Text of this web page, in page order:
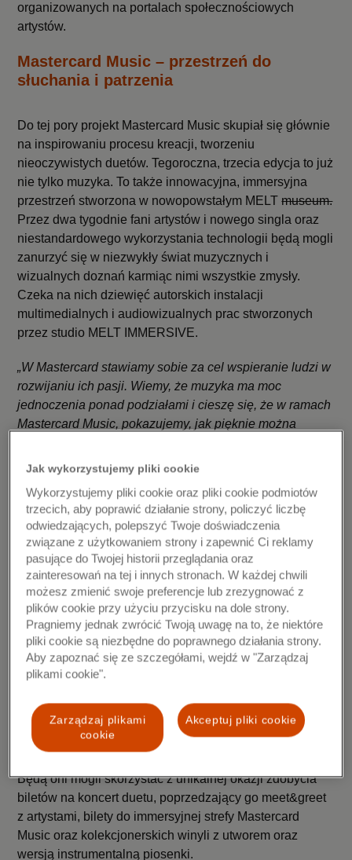
organizowanych na portalach społecznościowych
artystów.
Mastercard Music – przestrzeń do
słuchania i patrzenia
Do tej pory projekt Mastercard Music skupiał się głównie
na inspirowaniu procesu kreacji, tworzeniu
nieoczywistych duetów. Tegoroczna, trzecia edycja to już
nie tylko muzyka. To także innowacyjna, immersyjna
przestrzeń stworzona w nowopowstałym MELTmuseum.
Przez dwa tygodnie fani artystów i nowego singla oraz
niestandardowego wykorzystania technologii będą mogli
zanurzyć się w niezwykły świat muzycznych i
wizualnych doznań karmiąc nimi wszystkie zmysły.
Czeka na nich dziewięć autorskich instalacji
multimedialnych i audiowizualnych prac stworzonych
przez studio MELT IMMERSIVE.
„W Mastercard stawiamy sobie za cel wspieranie ludzi w
rozwijaniu ich pasji. Wiemy, że muzyka ma moc
jednoczenia ponad podziałami i cieszę się, że w ramach
Mastercard Music, pokazujemy, jak pięknie można
udowadniamy, że to uniwersalny język komunikacji.
jestem niezmiernie dumny z tego, że te wyjątkowe,
nietypowe połączenia artystów cieszą się tak dużą
popularnością. Zwłaszcza dziś ważne jest byśmy
znajdowali siłę w tym, co nas różni. Cieszę się, że jako
marka możemy kreować i zaskakiwać, wywołując
emocje. W tym roku idziemy krok dalej i do wyrazu
artystycznego dodajemy nowoczesne technologię –
zachęcam do odwiedzenia stworzonej przez nas
przestrzeni w MELTmuseum, oderwania na chwile od
rzeczywistości i przeżycia kilku bezcennych chwil” -
Czechy i Słowację w Mastercard Europe.
Specjalne nagrody przygotowane zostały dla
Będą oni mogli skorzystać z unikalnej okazji zdobycia
biletów na koncert duetu, poprzedzający go meet&greet
z artystami, bilety do immersyjnej strefy Mastercard
Music oraz kolekcjonerskich winyli z utworem oraz
wersją instrumentalną piosenki.
Jak wykorzystujemy pliki cookie
Wykorzystujemy pliki cookie oraz pliki cookie podmiotów
trzecich, aby poprawić działanie strony, policzyć liczbę
odwiedzających, polepszyć Twoje doświadczenia
związane z użytkowaniem strony i zapewnić Ci reklamy
pasujące do Twojej historii przeglądania oraz
zainteresowań na tej i innych stronach. W każdej chwili
możesz zmienić swoje preferencje lub zrezygnować z
plików cookie przy użyciu przycisku na dole strony.
Pragniemy jednak zwrócić Twoją uwagę na to, że niektóre
pliki cookie są niezbędne do poprawnego działania strony.
Aby zapoznać się ze szczegółami, wejdź w "Zarządzaj
plikami cookie".
Akceptuj pliki cookie
Zarządzaj plikami
cookie